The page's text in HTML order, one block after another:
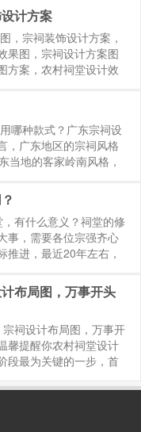
些灵感和触动： 农村
式？宗...
计方案
，宗祠装饰设计方案，
果图，宗祠设计方案图
方案，农村祠堂设计效
的祠堂建筑风格要作
你例...
哪种款式？广东宗祠设
，广东地区的宗祠风格
当地的客家岭南风格，
也大量采用徽派祠堂
有什么意义？祠堂的修
事，需要各位宗强齐心
推进，最近20年左右，
提醒你一方面归功于
于...
布局图，万事开头
设计布局图，万事开
馨提醒你农村祠堂设计
段最为关键的一步，首
据设计面积大小来决定